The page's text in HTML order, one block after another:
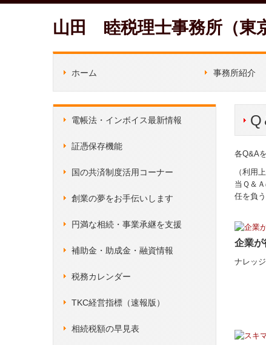
山田 睦税理士事務所（東
ホーム 事務所紹介
経営理念
料金について
スタッフ紹介
電帳法・インボイス最新情報
証憑保存機能
国の共済制度活用コーナー
創業の夢をお手伝いします
円満な相続・事業承継を支援
補助金・助成金・融資情報
税務カレンダー
TKC経営指標（速報版）
相続税額の早見表
Q
各Q&A
（利用
当Ｑ＆
任を負
企業が
ナレッ